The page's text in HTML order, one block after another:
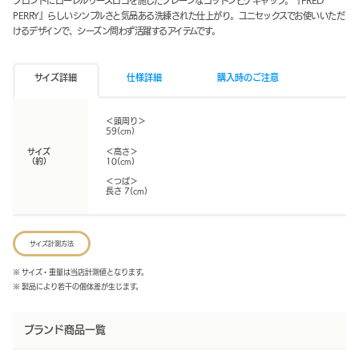
PERRY』らしいシンプルさと気品ある洗練された仕上がり。ユニセックスでお使いいただ
けるデザインで、シーズン問わず活躍するアイテムです。
サイズ詳細 仕様詳細 購入時のご注意
サイズ
（約）
＜頭周り＞
59(cm)
＜高さ＞
10(cm)
＜つば＞
長さ 7(cm)
サイズ計測方法
※ サイズ・重量は当店計測値となります。
※ 製品により若干の個体差が生じます。
ブランド商品一覧